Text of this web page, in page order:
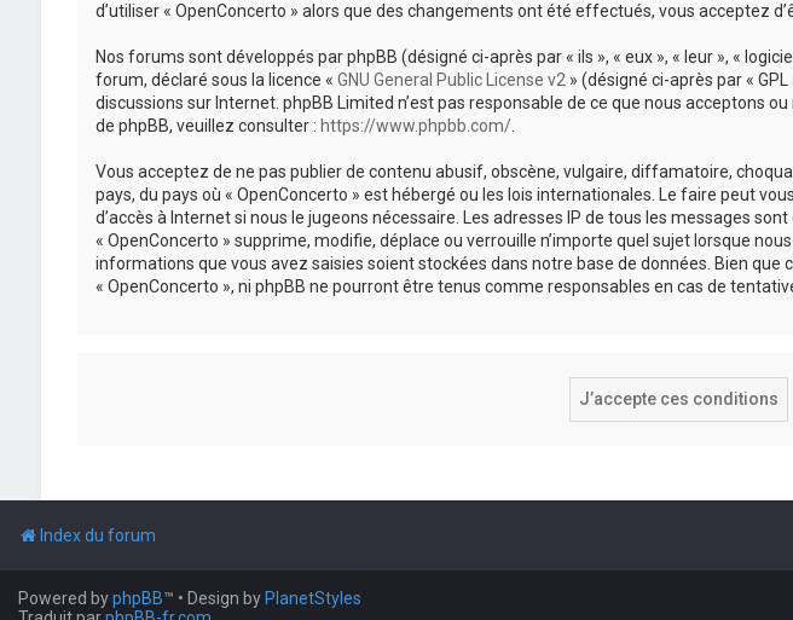
d’utiliser « OpenConcerto » alors que des changements ont été effectués, vous acceptez
Nos forums sont développés par phpBB (désigné ci-après par « ils », « eux », « leur », «
forum, déclaré sous la licence « GNU General Public License v2 » (désigné ci-après par «
discussions sur Internet. phpBB Limited n’est pas responsable de ce que nous acceptons
de phpBB, veuillez consulter : https://www.phpbb.com/.
Vous acceptez de ne pas publier de contenu abusif, obscène, vulgaire, diffamatoire,
pays, du pays où « OpenConcerto » est hébergé ou les lois internationales. Le faire peut
d’accès à Internet si nous le jugeons nécessaire. Les adresses IP de tous les messages
« OpenConcerto » supprime, modifie, déplace ou verrouille n’importe quel sujet lorsque
informations que vous avez saisies soient stockées dans notre base de données. Bien
« OpenConcerto », ni phpBB ne pourront être tenus comme responsables en cas de
Index du forum
Powered byphpBB™ • Design by PlanetStyles